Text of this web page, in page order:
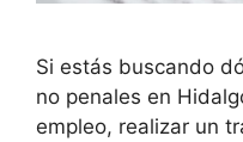
Si estás buscando
no penales en
empleo, realizar un